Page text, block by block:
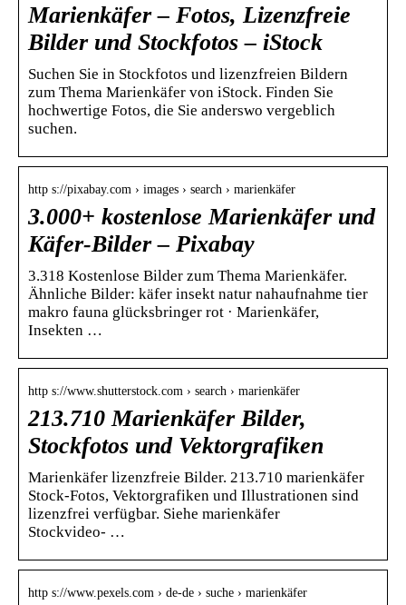
Marienkäfer – Fotos, Lizenzfreie
Bilder und Stockfotos – iStock
Suchen Sie in Stockfotos und lizenzfreien Bildern
zum Thema Marienkäfer von iStock. Finden Sie
hochwertige Fotos, die Sie anderswo vergeblich
suchen.
http s://pixabay.com › images › search › marienkäfer
3.000+ kostenlose Marienkäfer und
Käfer-Bilder – Pixabay
3.318 Kostenlose Bilder zum Thema Marienkäfer.
Ähnliche Bilder: käfer insekt natur nahaufnahme tier
makro fauna glücksbringer rot · Marienkäfer,
Insekten …
http s://www.shutterstock.com › search › marienkäfer
213.710 Marienkäfer Bilder,
Stockfotos und Vektorgrafiken
Marienkäfer lizenzfreie Bilder. 213.710 marienkäfer
Stock-Fotos, Vektorgrafiken und Illustrationen sind
lizenzfrei verfügbar. Siehe marienkäfer
Stockvideo- …
http s://www.pexels.com › de-de › suche › marienkäfer